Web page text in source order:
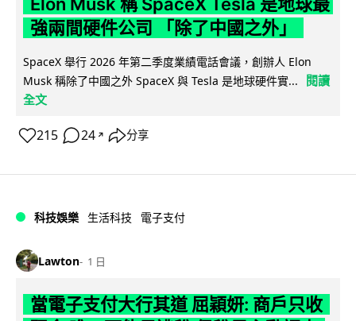
強兩間硬件公司 「除了中國之外」
SpaceX 舉行 2026 年第二季度業績電話會議，創辦人 Elon
Musk 稱除了中國之外 SpaceX 與 Tesla 是地球硬件實...
閱讀
全文
215 24 ↗ 分享
科技娛樂 生活科技 電子支付
Lawton 1 日
當電子支付大行其道 屈穎妍: 商戶只收